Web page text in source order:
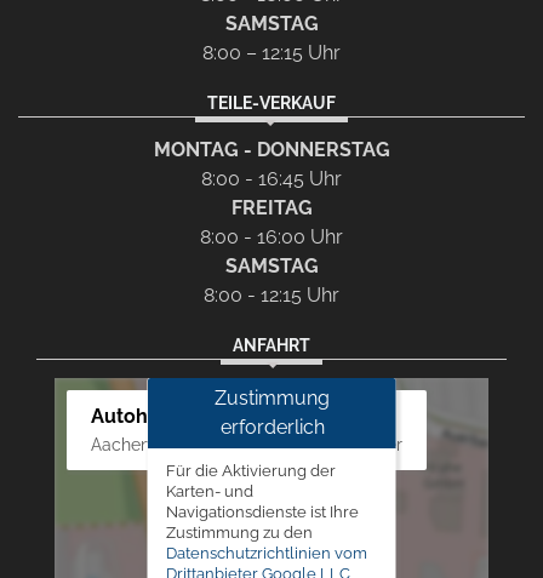
SAMSTAG
8:00 – 12:15 Uhr
TEILE-VERKAUF
MONTAG - DONNERSTAG
8:00 - 16:45 Uhr
FREITAG
8:00 - 16:00 Uhr
SAMSTAG
8:00 - 12:15 Uhr
ANFAHRT
Autohaus Westphal
Aachener Str. 84 - 88, 52249 Eschweiler
Zustimmung
erforderlich
Für die Aktivierung der
Karten- und
Navigationsdienste ist Ihre
Zustimmung zu den
Datenschutzrichtlinien vom
Drittanbieter Google LLC